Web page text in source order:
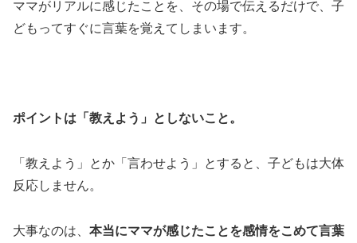
ママがリアルに感じたことを、その場で伝えるだけで、子
どもってすぐに言葉を覚えてしまいます。
ポイントは「教えよう」としないこと。
「教えよう」とか「言わせよう」とすると、子どもは大体
反応しません。
大事なのは、 本当にママが感じたことを感情をこめて言葉